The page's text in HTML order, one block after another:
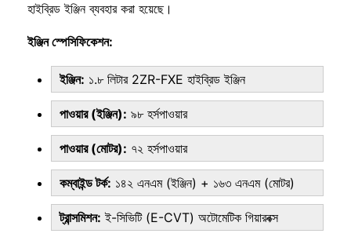
হাইব্রিড ইঞ্জিন ব্যবহার করা হয়েছে।
ইঞ্জিন স্পেসিফিকেশন:
ইঞ্জিন: ১.৮ লিটার 2ZR-FXE হাইব্রিড ইঞ্জিন
পাওয়ার (ইঞ্জিন): ৯৮ হর্সপাওয়ার
পাওয়ার (মোটর): ৭২ হর্সপাওয়ার
কম্বাইন্ড টর্ক: ১৪২ এনএম (ইঞ্জিন) + ১৬৩ এনএম (মোটর)
ট্রান্সমিশন: ই-সিভিটি (E-CVT) অটোমেটিক গিয়ারবক্স